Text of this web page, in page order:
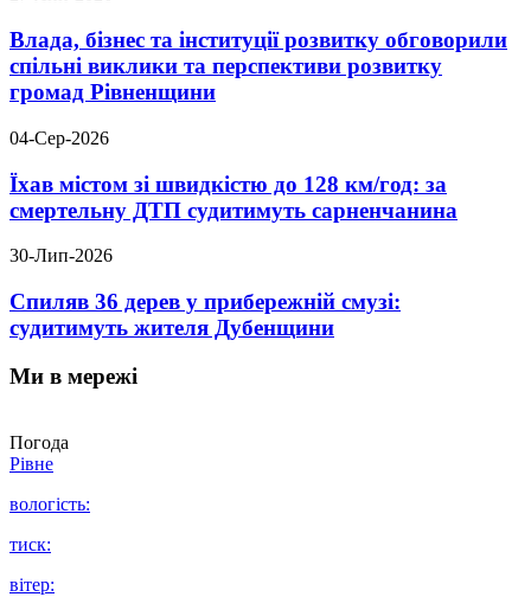
Влада, бізнес та інституції розвитку обговорили
спільні виклики та перспективи розвитку
громад Рівненщини
04-Сер-2026
Їхав містом зі швидкістю до 128 км/год: за
смертельну ДТП судитимуть сарненчанина
30-Лип-2026
Спиляв 36 дерев у прибережній смузі:
судитимуть жителя Дубенщини
Ми в мережі
Погода
Рівне
вологість:
тиск:
вітер: